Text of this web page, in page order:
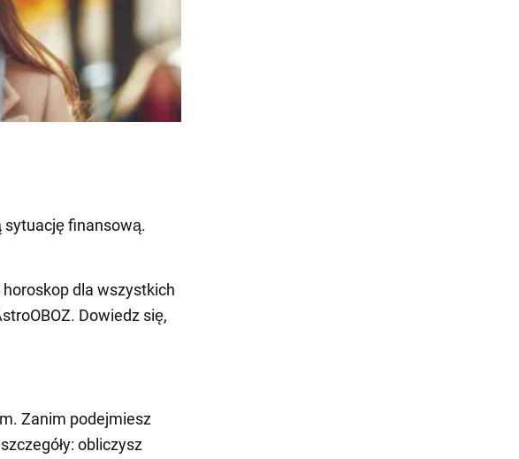
sytuację finansową.
horoskop dla wszystkich
Dowiedz się,
Zanim podejmiesz
obliczysz